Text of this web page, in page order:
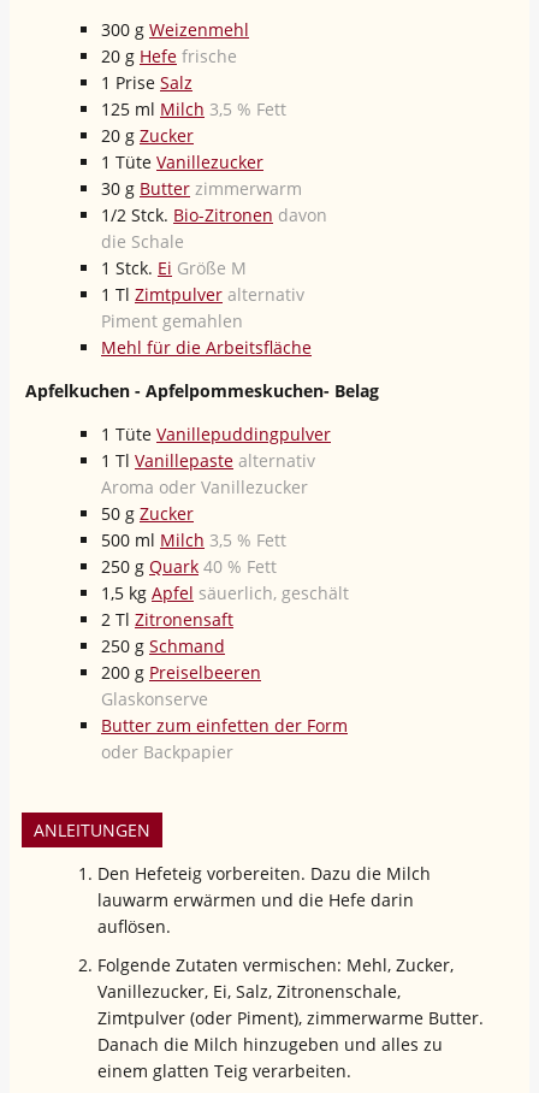
300 g Weizenmehl
20 g Hefe frische
1 Prise Salz
125 ml Milch 3,5 % Fett
20 g Zucker
1 Tüte Vanillezucker
30 g Butter zimmerwarm
1/2 Stck. Bio-Zitronen davon
die Schale
1 Stck. Ei Größe M
1 Tl Zimtpulver alternativ
Piment gemahlen
Mehl für die Arbeitsfläche
Apfelkuchen - Apfelpommeskuchen- Belag
1 Tüte Vanillepuddingpulver
1 Tl Vanillepaste alternativ
Aroma oder Vanillezucker
50 g Zucker
500 ml Milch 3,5 % Fett
250 g Quark 40 % Fett
1,5 kg Apfel säuerlich, geschält
2 Tl Zitronensaft
250 g Schmand
200 g Preiselbeeren
Glaskonserve
Butter zum einfetten der Form
oder Backpapier
ANLEITUNGEN
Den Hefeteig vorbereiten. Dazu die Milch
lauwarm erwärmen und die Hefe darin
auflösen.
Folgende Zutaten vermischen: Mehl, Zucker,
Vanillezucker, Ei, Salz, Zitronenschale,
Zimtpulver (oder Piment), zimmerwarme Butter.
Danach die Milch hinzugeben und alles zu
einem glatten Teig verarbeiten.